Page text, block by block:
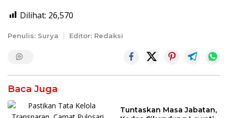
Dilihat: 26,570
Penulis: Surya Editor: Redaksi
Baca Juga
Tuntaskan Masa Jabatan,